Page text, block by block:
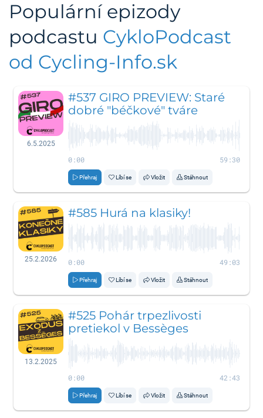
Populární epizody
podcastu CykloPodcast
od Cycling-Info.sk
6.5.2025
#537 GIRO PREVIEW: Staré
dobré "béčkové" tváre
0:00 59:30
Přehraj Líbí se Vložit Stáhnout
25.2.2026
#585 Hurá na klasiky!
0:00 49:03
Přehraj Líbí se Vložit Stáhnout
13.2.2025
#525 Pohár trpezlivosti
pretiekol v Bessèges
0:00 42:43
Přehraj Líbí se Vložit Stáhnout